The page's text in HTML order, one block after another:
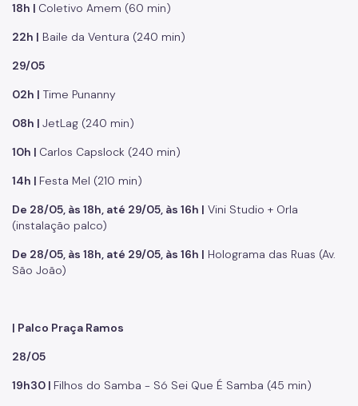
18h | Coletivo Amem (60 min)
22h | Baile da Ventura (240 min)
29/05
02h | Time Punanny
08h | JetLag (240 min)
10h | Carlos Capslock (240 min)
14h | Festa Mel (210 min)
De 28/05, às 18h, até 29/05, às 16h | Vini Studio + Orla
(instalação palco)
De 28/05, às 18h, até 29/05, às 16h | Holograma das Ruas (Av.
São João)
| Palco Praça Ramos
28/05
19h30 | Filhos do Samba - Só Sei Que É Samba (45 min)